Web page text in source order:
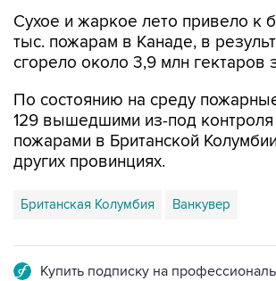
Сухое и жаркое лето привело к
тыс. пожарам в Канаде, в
сгорело около 3,9 млн гектаров
По состоянию на среду
129 вышедшими из-под
пожарами в Британской
других провинциях.
Британская Колумбия Ванкувер
Купить подписку на